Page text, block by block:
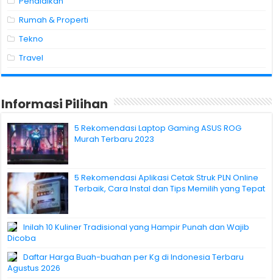
Rumah & Properti
Tekno
Travel
Informasi Pilihan
5 Rekomendasi Laptop Gaming ASUS ROG
Murah Terbaru 2023
5 Rekomendasi Aplikasi Cetak Struk PLN Online
Terbaik, Cara Instal dan Tips Memilih yang Tepat
Inilah 10 Kuliner Tradisional yang Hampir Punah dan Wajib
Dicoba
Daftar Harga Buah-buahan per Kg di Indonesia Terbaru
Agustus 2026